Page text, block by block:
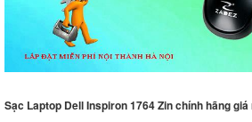
Sạc Laptop Dell Inspiron 1764 Zin chính hãng giá